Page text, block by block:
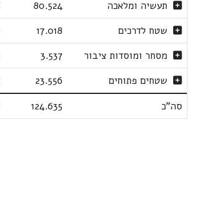
תעשיה ומלאכה
80.524
שטח לדרכים
17.018
מסחר ומוסדות ציבור
3.537
שטחים פתוחים
23.556
סה"כ
124.635